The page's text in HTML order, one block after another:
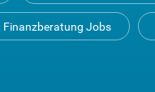
Finanzberatung Jobs